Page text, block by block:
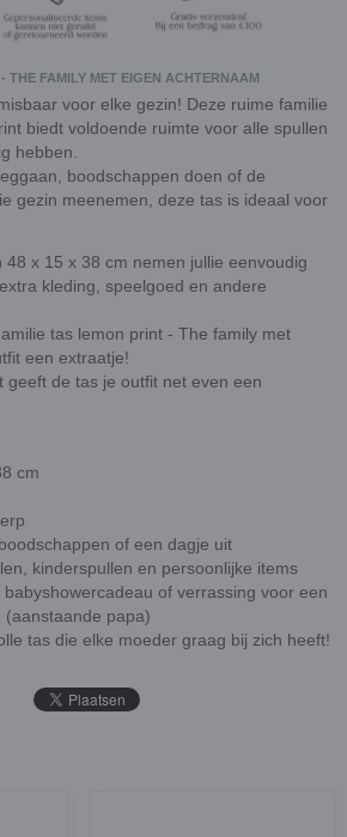
THE FAMILY MET EIGEN ACHTERNAAM
voor elke gezin! Deze ruime familie
biedt voldoende ruimte voor alle spullen
hebben.
boodschappen doen of de
gezin meenemen, deze tas is ideaal voor
48 x 15 x 38 cm nemen jullie eenvoudig
kleding, speelgoed en andere
tas lemon print - The family met
een extraatje!
geeft de tas je outfit net even een
cm
of een dagje uit
kinderspullen en persoonlijke items
of verrassing voor een
papa)
tas die elke moeder graag bij zich heeft!